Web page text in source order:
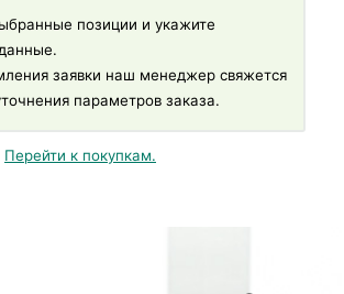
позиции и укажите
заявки наш менеджер свяжется
параметров заказа.
Перейти к покупкам.